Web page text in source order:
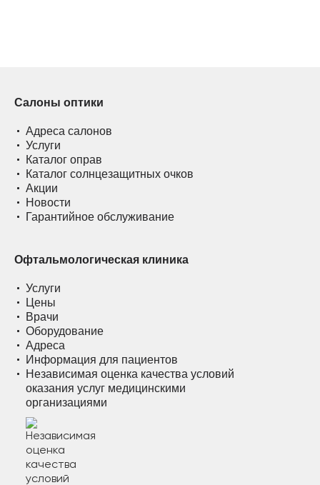
Салоны оптики
Адреса салонов
Услуги
Каталог оправ
Каталог солнцезащитных очков
Акции
Новости
Гарантийное обслуживание
Офтальмологическая клиника
Услуги
Цены
Врачи
Оборудование
Адреса
Информация для пациентов
Независимая оценка качества условий
оказания услуг медицинскими
организациями